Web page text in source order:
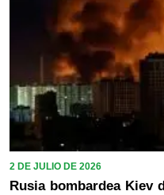
2 DE JULIO DE 2026
Rusia bombardea Kiev